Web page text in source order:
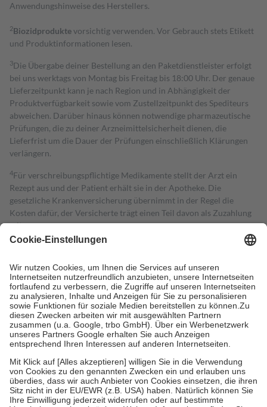
Anwendungshinweise des Herstellers.
2Biozidproduktevorsichtig verwenden. Vor Gebrauch stets Etikett
und Produktinformationen lesen.
3Die Übergabe deiner Bestellung an den Paketdienstleister erfolgt
bei uns werktags von Montag bis Freitag bis 18:00 Uhr. Der genaue
Lieferzeitpunkt kann je nach Region und in Abhängigkeit der
Produktverfügbarkeit sowie vom Zustellzeitpunkt des Spediteurs
abweichen. Darüber hinaus können notwendige pharmazeutische
Prüfungen, die zu deiner Arzneimittelsicherheit dienen, die
Lieferfrist um die Dauer der Prüfungen einschließlich Klärungen
verlängern.
4Für verschreibungspflichtige Medikamente stellt der Arzt ein
Rezept aus und der Patient erhält sie in der Apotheke. Die
gesetzliche Krankenversicherung übernimmt in der Regel die
Kosten dafür, der Versicherte trägt einen Teil davon als Zuzahlung
mit.
Grundsätzlich leisten Mitglieder Zuzahlungen in Höhe von zehn
höchstens zehn Euro.
Es sind jedoch nie mehr als die tatsächlichen
Kosten der Leistung zu entrichten.
Diese Regeln gelten grundsätzlich auch für Online-Apotheken.
Bei Heilmitteln und häuslicher Krankenpflege beträgt die
Zuzahlung zehn Prozent der Kosten sowie zehn Euro je
Verordnung.
Um das Engagement der Versicherten für ihre eigene Gesundheit zu
stärken und die besondere Stellung der Familie zu unterstützen,
fallenkeine Zuzahlungenan bei:
• Kindern und Jugendlichen bis zum vollendeten 18. Lebensjahr
mit Ausnahme der Fahrkosten
• Untersuchungen zur Vorsorge und Früherkennung, die von der